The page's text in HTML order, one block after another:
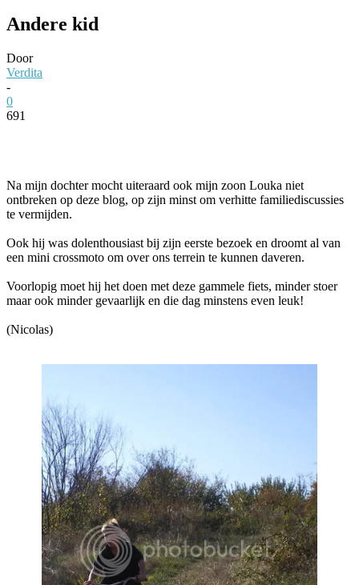
Andere kid
Door
Verdita
-
0
691
Na mijn dochter mocht uiteraard ook mijn zoon Louka niet
ontbreken op deze blog, op zijn minst om verhitte familiediscussies
te vermijden.
Ook hij was dolenthousiast bij zijn eerste bezoek en droomt al van
een mini crossmoto om over ons terrein te kunnen daveren.
Voorlopig moet hij het doen met deze gammele fiets, minder stoer
maar ook minder gevaarlijk en die dag minstens even leuk!
(Nicolas)